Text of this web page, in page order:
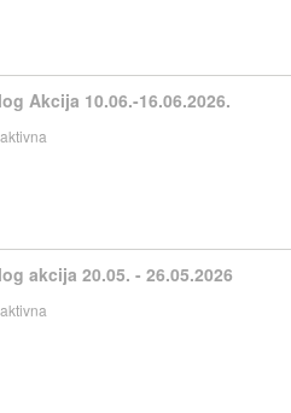
Akcija 10.06.-16.06.2026.
akcija 20.05. - 26.05.2026